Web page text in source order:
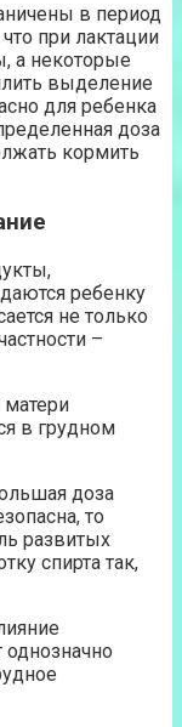
в период
при лактации
а некоторые
выделение
для ребенка
доза
кормить
ребенку
не только
–
матери
в грудном
доза
то
развитых
спирта так,
однозначно